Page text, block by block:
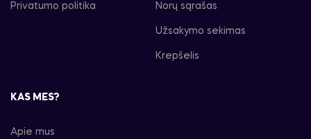
Privatumo politika Norų sąrašas
Užsakymo sekimas
Krepšelis
KAS MES?
Apie mus